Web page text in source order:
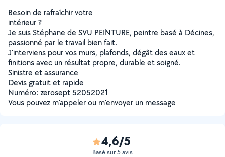
Besoin de rafraîchir votre
intérieur ?
Je suis Stéphane de SVU PEINTURE, peintre basé à Décines,
passionné par le travail bien fait.
J'interviens pour vos murs, plafonds, dégât des eaux et
finitions avec un résultat propre, durable et soigné.
Sinistre et assurance
Devis gratuit et rapide
Numéro: zerosept 52052021
Vous pouvez m'appeler ou m'envoyer un message
4,6/5
Basé sur 5 avis